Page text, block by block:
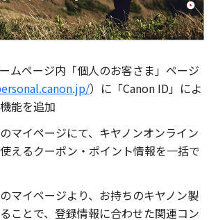
ムページ内「個人のお客さま」ページ
）に「Canon ID」によ
能を追加
マイページにて、キヤノンオンライン
えるクーポン・ポイント情報を一括で
マイページより、お持ちのキヤノン製
ことで、登録情報に合わせた関連コン